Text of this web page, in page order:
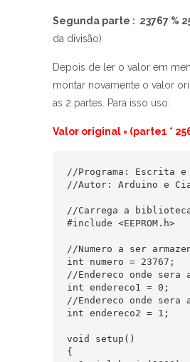
Segunda parte : 23767 %
da divisão)
Depois de ler o valor em
montar novamente o valor
as 2 partes. Para isso uso:
Valor original = (parte1 *
//Programa: Escrita e
//Autor: Arduino e
//Carrega a
#include <EEPROM.h>
//Numero a ser
int numero = 23767;
//Endereco onde sera
int endereco1 = 0;
//Endereco onde sera
int endereco2 = 1;
void setup()
{